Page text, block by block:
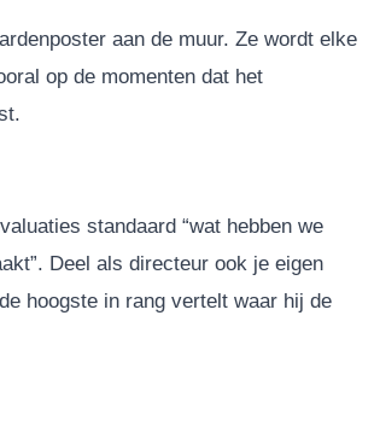
aan de muur. Ze wordt elke
op de momenten dat het
standaard “wat hebben we
Deel als directeur ook je eigen
hoogste in rang vertelt waar hij de